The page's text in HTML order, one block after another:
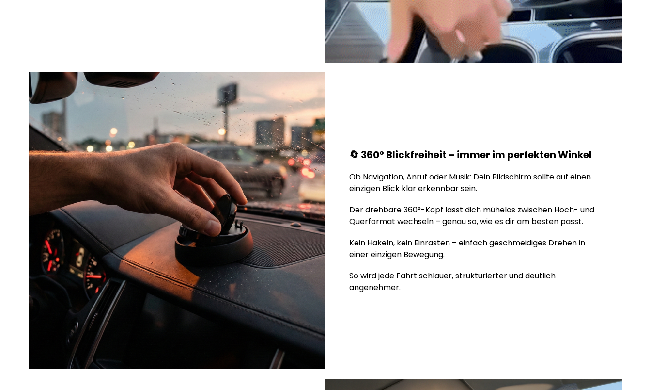
🔄 360° Blickfreiheit – immer im perfekten Winkel
Ob Navigation, Anruf oder Musik: Dein Bildschirm sollte auf einen
einzigen Blick klar erkennbar sein.
Der drehbare 360°-Kopf lässt dich mühelos zwischen Hoch- und
Querformat wechseln – genau so, wie es dir am besten passt.
Kein Hakeln, kein Einrasten – einfach geschmeidiges Drehen in
einer einzigen Bewegung.
So wird jede Fahrt schlauer, strukturierter und deutlich
angenehmer.